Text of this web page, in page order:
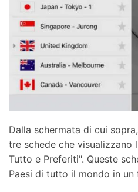
Dalla schermata di cui
tre schede che visualizzano
Tutto e Preferiti". Queste
Paesi di tutto il mondo in